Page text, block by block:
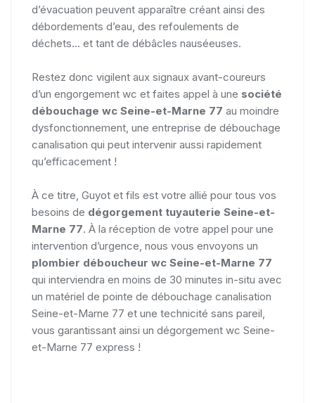
d’évacuation peuvent apparaître créant ainsi des
débordements d’eau, des refoulements de
déchets... et tant de débâcles nauséeuses.
Restez donc vigilent aux signaux avant-coureurs
d’un engorgement wc et faites appel à une société
débouchage wc Seine-et-Marne 77 au moindre
dysfonctionnement, une entreprise de débouchage
canalisation qui peut intervenir aussi rapidement
qu’efficacement !
À ce titre, Guyot et fils est votre allié pour tous vos
besoins de dégorgement tuyauterie Seine-et-
Marne 77. À la réception de votre appel pour une
intervention d’urgence, nous vous envoyons un
plombier déboucheur wc Seine-et-Marne 77
qui interviendra en moins de 30 minutes in-situ avec
un matériel de pointe de débouchage canalisation
Seine-et-Marne 77 et une technicité sans pareil,
vous garantissant ainsi un dégorgement wc Seine-
et-Marne 77 express !